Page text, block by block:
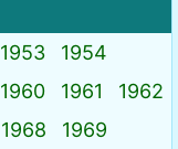
1953
1954
1960 1961
1962
1968
1969